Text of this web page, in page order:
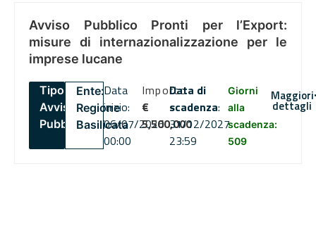
Avviso Pubblico Pronti per l’Export:
misure di internazionalizzazione per le
imprese lucane
Tipo:
Avviso
Pubblico
Ente:
Regione
Basilicata
Data
inizio:
06/07/2026
00:00
Importo
€
5,500,000
Data di
scadenza:
31/12/2027
23:59
Giorni
alla
scadenza:
509
Maggiori
dettagli